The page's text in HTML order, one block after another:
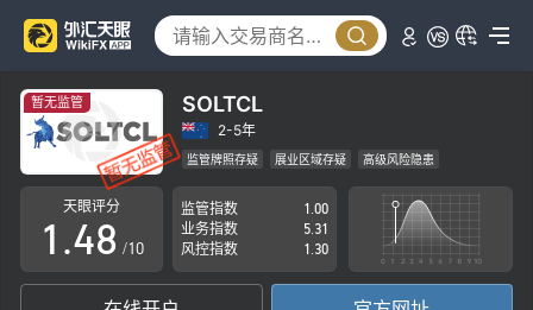
暂无监管 SOLTCL
2-5年
监管牌照存疑 展业区域存疑 高级风险隐患
天眼评分
0
1
2
.
0
1
2
3
4
5
4
5
6
7
8
9
/10
监管指数
1.00
业务指数
5.31
风控指数
1.30